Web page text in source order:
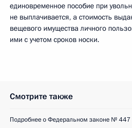
единовременное пособие при
не выплачивается, а стоимость
вещевого имущества личного
ими с учетом сроков носки.
Смотрите также
Подробнее о Федеральном законе № 447